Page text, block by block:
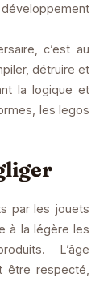
c’est au
détruire et
la logique et
les legos
par les jouets
à la légère les
L’âge
être respecté,